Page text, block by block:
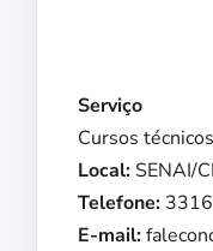
Serviço
Cursos
Local: SENAI/
Telefone:
E-mail: